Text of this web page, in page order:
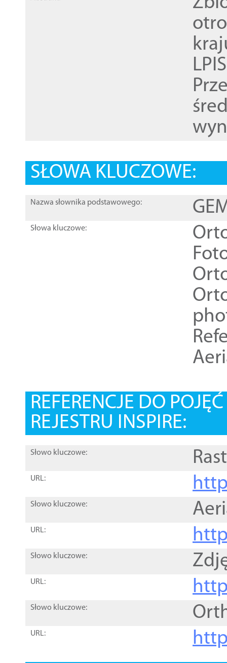
SŁOWA KLUCZOWE:
Nazwa słownika podstawowego:
Słowa kluczowe:
REFERENCJE DO
REJESTRU INSPIRE:
Słowo kluczowe:
URL:
Słowo kluczowe:
URL:
Słowo kluczowe:
URL:
Słowo kluczowe:
URL: